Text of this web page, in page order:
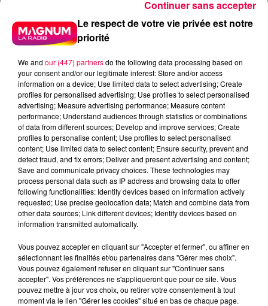
podcasts/2025/05/19-11.mp3
Le respect de votre vie privée est notre
priorité
We and our (447) partnersdo the following data processing based on
your consent and/or our legitimate interest: Store and/or access
information on a device; Use limited data to select advertising; Create
profiles for personalised advertising; Use profiles to select personalised
advertising; Measure advertising performance; Measure content
performance; Understand audiences through statistics or combinations
of data from different sources; Develop and improve services; Create
profiles to personalise content; Use profiles to select personalised
content; Use limited data to select content; Ensure security, prevent and
detect fraud, and fix errors; Deliver and present advertising and content;
Save and communicate privacy choices. These technologies may
process personal data such as IP address and browsing data to offer
following functionalities: Identify devices based on information actively
requested; Use precise geolocation data; Match and combine data from
other data sources; Link different devices; Identify devices based on
information transmitted automatically.
Vous pouvez accepter en cliquant sur "Accepter et fermer", ou affiner en
sélectionnant les finalités et/ou partenaires dans "Gérer mes choix".
Vous pouvez également refuser en cliquant sur "Continuer sans
accepter". Vos préférences ne s'appliqueront que pour ce site. Vous
pouvez mettre à jour vos choix, ou retirer votre consentement à tout
moment via le lien "Gérer les cookies" situé en bas de chaque page.
Continuer sans accepter